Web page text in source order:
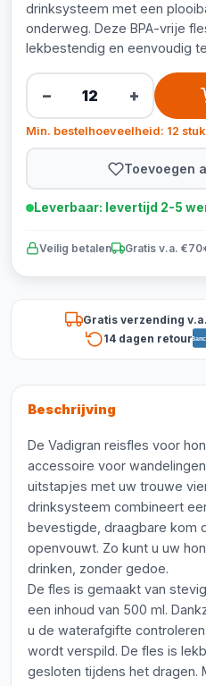
drinksysteem met een
onderweg. Deze BPA-vrije
lekbestendig en eenvoudig
− +
Min. bestelhoeveelheid: 12
Toevoegen
Leverbaar: levertijd 2-5
Veilig betalen Gratis v.a.
Gratis verzending
14 dagen retour
Beschrijving
De Vadigran reisfles voor
accessoire voor
uitstapjes met uw trouwe
drinksysteem combineert
bevestigde, draagbare kom
openvouwt. Zo kunt u uw
drinken, zonder gedoe.
De fles is gemaakt van
een inhoud van 500 ml.
u de waterafgifte
wordt verspild. De fles is
gesloten tijdens het dragen.